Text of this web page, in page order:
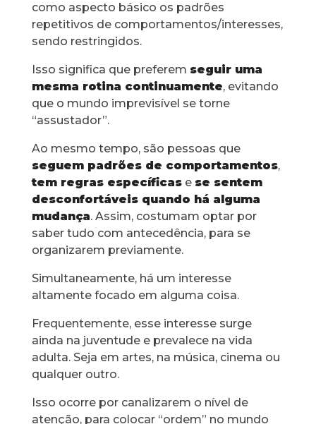
como aspecto básico os padrões
repetitivos de comportamentos/interesses,
sendo restringidos.
Isso significa que preferem seguir uma
mesma rotina continuamente, evitando
que o mundo imprevisível se torne
“assustador”.
Ao mesmo tempo, são pessoas que
seguem padrões de comportamentos,
tem regras específicase se sentem
desconfortáveis quando há alguma
mudança. Assim, costumam optar por
saber tudo com antecedência, para se
organizarem previamente.
Simultaneamente, há um interesse
altamente focado em alguma coisa.
Frequentemente, esse interesse surge
ainda na juventude e prevalece na vida
adulta. Seja em artes, na música, cinema ou
qualquer outro.
Isso ocorre por canalizarem o nível de
atenção, para colocar “ordem” no mundo